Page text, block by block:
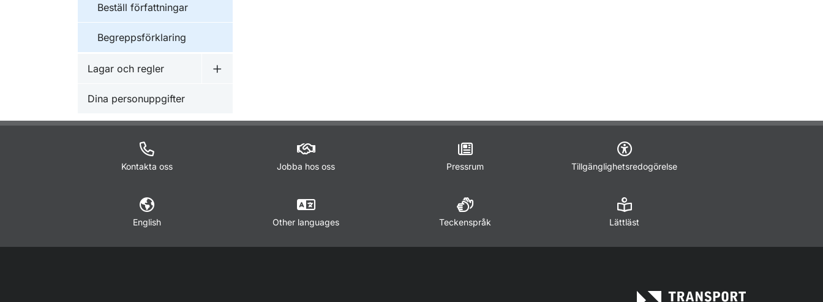
Beställ författningar
Begreppsförklaring
Lagar och regler
Undermeny för Lagar och regler
Dina personuppgifter
Kontakta oss Jobba hos oss Pressrum Tillgänglighetsredogörelse
English Other languages Teckenspråk Lättläst